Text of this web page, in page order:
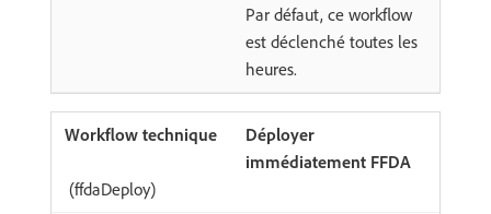
Par défaut, ce workflow
est déclenché toutes les
heures.
Déployer
immédiatement FFDA
(ffdaDeploy)